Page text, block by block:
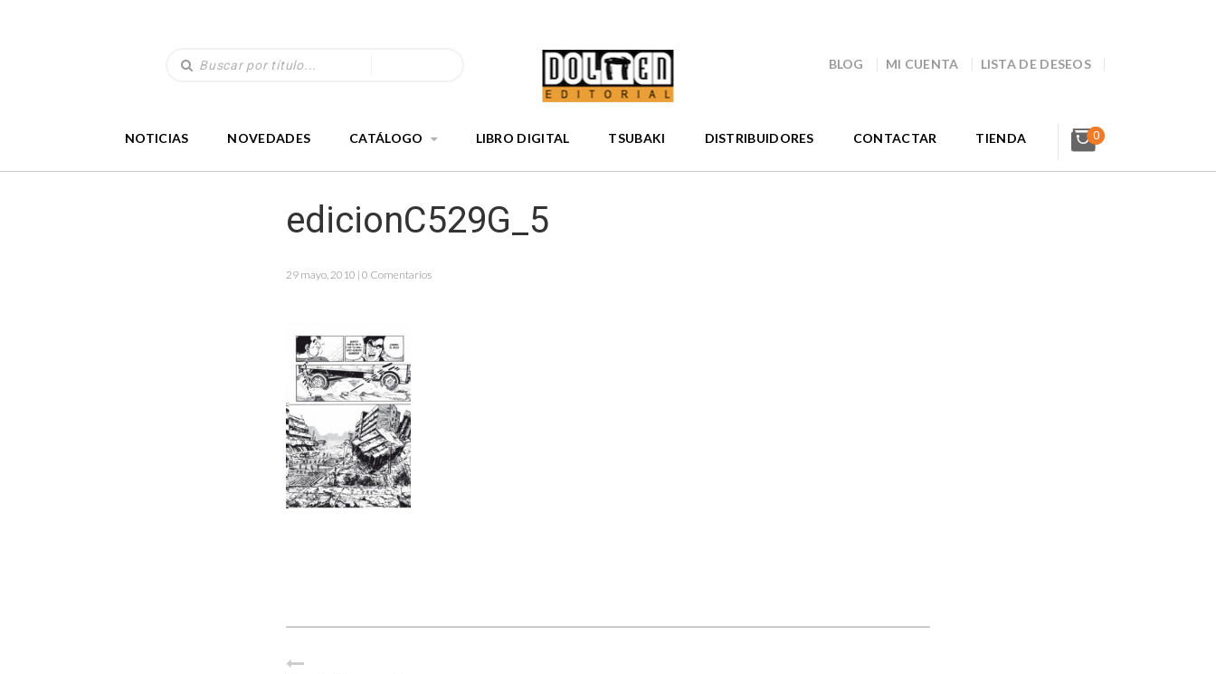
BLOG MI CUENTA LISTA DE DESEOS
NOTICIAS NOVEDADES CATÁLOGO LIBRO DIGITAL TSUBAKI DISTRIBUIDORES CONTACTAR TIENDA 0
edicionC529G_5
29 mayo, 2010 | 0 Comentarios